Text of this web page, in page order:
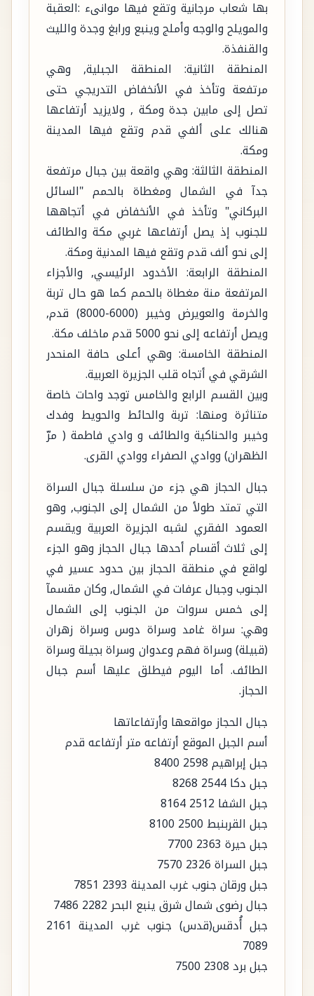
بها شعاب مرجانية وتقع فيها موانىء :العقبة
والمويلح والوجه وأملج وينبع ورابغ وجدة والليث
والقنفذة.
المنطقة الثانية: المنطقة الجبلية, وهي
مرتفعة وتأخذ في الأنخفاض التدريجي حتى
تصل إلى مابين جدة ومكة , ولايزيد أرتفاعها
هنالك على ألفي قدم وتقع فيها المدينة
ومكة.
المنطقة الثالثة: وهي واقعة بين جبال مرتفعة
جدآ في الشمال ومغطاة بالحمم "السائل
البركاني" وتأخذ في الأنخفاض في أتجاهها
للجنوب إذ يصل أرتفاعها غربي مكة والطائف
إلى نحو ألف قدم وتقع فيها المدنية ومكة.
المنطقة الرابعة: الأخدود الرئيسي, والأجزاء
المرتفعة منة مغطاة بالحمم كما هو حال تربة
والخرمة والعويرض وخيبر (6000-8000) قدم,
ويصل أرتفاعه إلى نحو 5000 قدم ماخلف مكة.
المنطقة الخامسة: وهي أعلى حافة المنحدر
الشرقي في أتجاه قلب الجزيرة العربية.
وبين القسم الرابع والخامس توجد واحات خاصة
متناثرة ومنها: تربة والحائط والحويط وفدك
وخيبر والحناكية والطائف و وادي فاطمة ( مرّ
الظهران) ووادي الصفراء ووادي القرى.
جبال الحجاز هي جزء من سلسلة جبال السراة
التي تمتد طولأ من الشمال إلى الجنوب, وهو
العمود الفقري لشبه الجزيرة العربية ويقسم
إلى ثلاث أقسام أحدها جبال الحجاز وهو الجزء
لواقع في منطقة الحجاز بين حدود عسير في
الجنوب وجبال عرفات في الشمال, وكان مقسمآ
إلى خمس سروات من الجنوب إلى الشمال
وهي: سراة غامد وسراة دوس وسراة زهران
(قبيلة) وسراة فهم وعدوان وسراة بجيلة وسراة
الطائف. أما اليوم فيطلق عليها أسم جبال
الحجاز.
جبال الحجاز مواقعها وأرتفاعاتها
أسم الجبل الموقع أرتفاعه متر أرتفاعه قدم
جبل إبراهيم 2598 8400
جبل دكا 2544 8268
جبل الشفا 2512 8164
جبل القربنبط 2500 8100
جبل حيرة 2363 7700
جبل السراة 2326 7570
جبل ورقان جنوب غرب المدينة 2393 7851
جبال رضوى شمال شرق ينبع البحر 2282 7486
جبل أُدقس(قدس) جنوب غرب المدينة 2161
7089
جبل برد 2308 7500